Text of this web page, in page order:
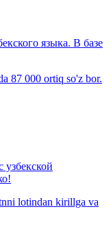
языка. В базе
87 000 ortiq so'z bor.
lotindan kirillga va